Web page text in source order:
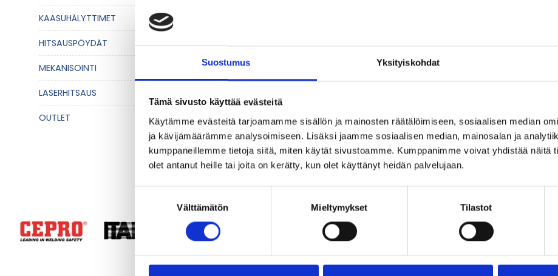
Suostumus Yksityiskohdat
Tämä sivusto käyttää evästeitä
Käytämme evästeitä tarjoamamme sisällön ja mainosten räätälöimiseen, sosiaalisen median
ja kävijämäärämme analysoimiseen. Lisäksi jaamme sosiaalisen median, mainosalan ja
kumppaneillemme tietoja siitä, miten käytät sivustoamme. Kumppanimme voivat yhdistää näitä
olet antanut heille tai joita on kerätty, kun olet käyttänyt heidän palvelujaan.
Välttämätön Mieltymykset Tilastot
KAASUHÄLYTTIMET
HITSAUSPÖYDÄT
MEKANISOINTI
LASERHITSAUS
OUTLET